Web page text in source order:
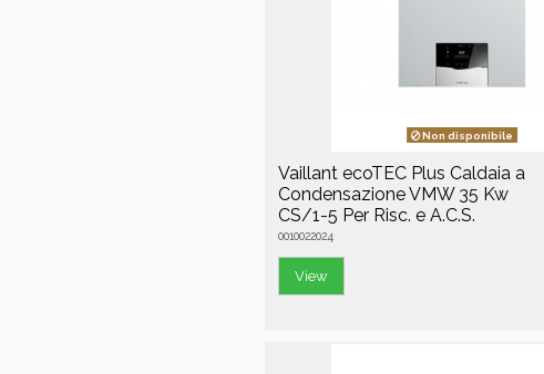
Non disponibile
Vaillant ecoTEC Plus Caldaia a
Condensazione VMW 35 Kw
CS/1-5 Per Risc. e A.C.S.
0010022024
View